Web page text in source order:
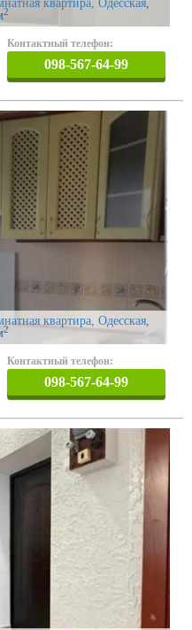
квартира, Одесская,
2
Контактный телефон:
098-567-64-99
квартира, Одесская,
2
Контактный телефон:
098-567-64-99